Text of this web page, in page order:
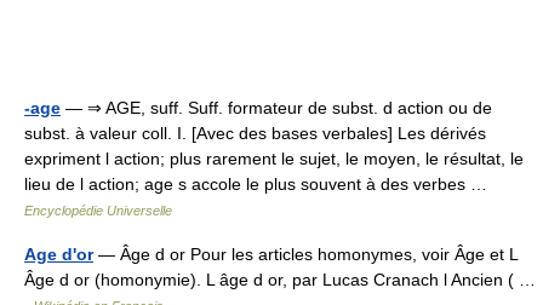
-age — ⇒ AGE, suff. Suff. formateur de subst. d action ou de
subst. à valeur coll. I. [Avec des bases verbales] Les dérivés
expriment l action; plus rarement le sujet, le moyen, le résultat, le
lieu de l action; age s accole le plus souvent à des verbes …
Encyclopédie Universelle
Age d'or— Âge d or Pour les articles homonymes, voir Âge et L
Âge d or (homonymie). L âge d or, par Lucas Cranach l Ancien ( …